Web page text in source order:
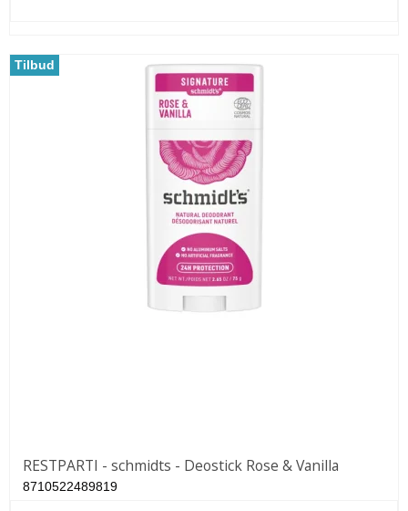
Tilbud
RESTPARTI - schmidts - Deostick Rose & Vanilla
8710522489819